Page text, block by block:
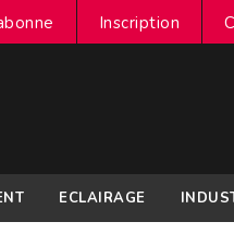
Inscription
ECLAIRAGE